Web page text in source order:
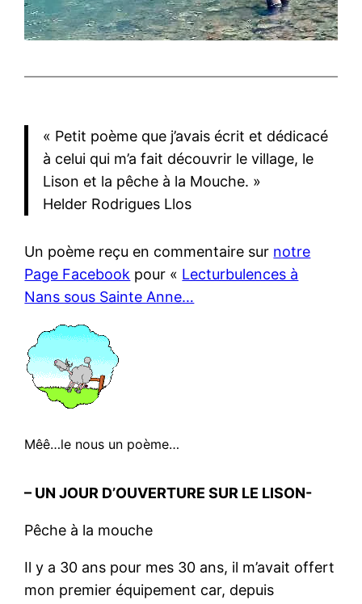
« Petit poème que j’avais écrit et dédicacé
à celui qui m’a fait découvrir le village, le
Lison et la pêche à la Mouche. »
Helder Rodrigues Llos
Un poème reçu en commentaire sur notre
Page Facebook pour « Lecturbulences à
Nans sous Sainte Anne…
Mêê…le nous un poème…
– UN JOUR D’OUVERTURE SUR LE LISON-
Pêche à la mouche
Il y a 30 ans pour mes 30 ans, il m’avait offert
mon premier équipement car, depuis